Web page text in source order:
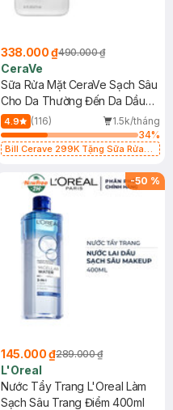
338.000 ₫490.000 ₫
CeraVe
Sữa Rửa Mặt CeraVe Sạch Sâu
Cho Da Thường Đến Da Dầu
473ml
4.9 (116)
1.5k/tháng
34%
Bill Cerave 299K Tặng Sữa Rửa
-50 %
145.000 ₫289.000 ₫
L'Oreal
Nước Tẩy Trang L'Oreal Làm
Sạch Sâu Trang Điểm 400ml